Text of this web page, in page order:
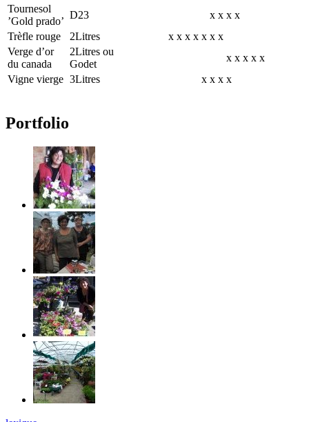
Tournesol
’Gold prado’
D23 x x x x
Trèfle rouge
2Litres x x x x x x x
Verge d’or
du canada
2Litres ou
Godet
x x x x x
Vigne vierge 3Litres x x x x
Portfolio